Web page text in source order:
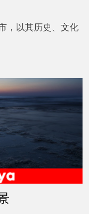
，以其历史、文化